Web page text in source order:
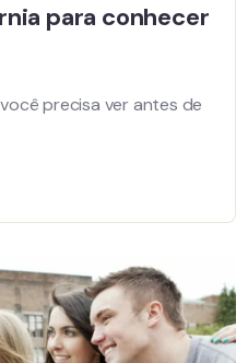
para conhecer
precisa ver antes de